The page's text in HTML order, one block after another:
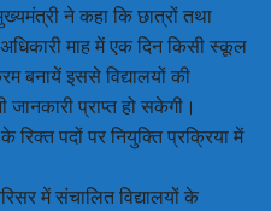
ने कहा कि छात्रों तथा
माह में एक दिन किसी स्कूल
बनायें इससे विद्यालयों की
प्राप्त हो सकेगी।
के रिक्त पदों पर नियुक्ति प्रक्रिया में
में संचालित विद्यालयों के